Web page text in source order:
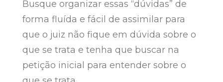
Busque organizar essas “dúvidas” de
forma fluída e fácil de assimilar para
que o juiz não fique em dúvida sobre o
que se trata e tenha que buscar na
petição inicial para entender sobre o